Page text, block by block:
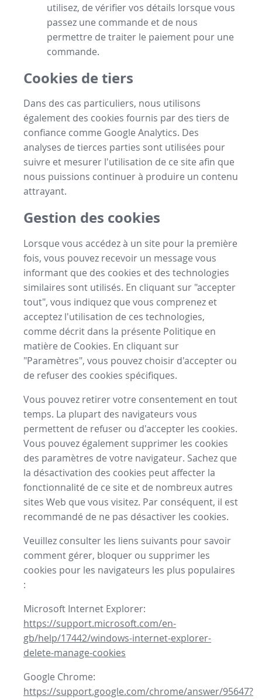
utilisez, de vérifier vos détails lorsque vous
passez une commande et de nous
permettre de traiter le paiement pour une
commande.
Cookies de tiers
Dans des cas particuliers, nous utilisons
également des cookies fournis par des tiers de
confiance comme Google Analytics. Des
analyses de tierces parties sont utilisées pour
suivre et mesurer l'utilisation de ce site afin que
nous puissions continuer à produire un contenu
attrayant.
Gestion des cookies
Lorsque vous accédez à un site pour la première
fois, vous pouvez recevoir un message vous
informant que des cookies et des technologies
similaires sont utilisés. En cliquant sur "accepter
tout", vous indiquez que vous comprenez et
acceptez l'utilisation de ces technologies,
comme décrit dans la présente Politique en
matière de Cookies. En cliquant sur
"Paramètres", vous pouvez choisir d'accepter ou
de refuser des cookies spécifiques.
Vous pouvez retirer votre consentement en tout
temps. La plupart des navigateurs vous
permettent de refuser ou d'accepter les cookies.
Vous pouvez également supprimer les cookies
des paramètres de votre navigateur. Sachez que
la désactivation des cookies peut affecter la
fonctionnalité de ce site et de nombreux autres
sites Web que vous visitez. Par conséquent, il est
recommandé de ne pas désactiver les cookies.
Veuillez consulter les liens suivants pour savoir
comment gérer, bloquer ou supprimer les
cookies pour les navigateurs les plus populaires
:
Microsoft Internet Explorer:
https://support.microsoft.com/en-
gb/help/17442/windows-internet-explorer-
delete-manage-cookies
Google Chrome:
https://support.google.com/chrome/answer/95647?